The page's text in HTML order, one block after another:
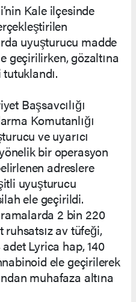
Kale ilçesinde
uyuşturucu madde
geçirilirken, gözaltına
Başsavcılığı
Komutanlığı
ve uyarıcı
bir operasyon
adreslere
uyuşturucu
ele geçirildi.
2 bin 220
ruhsatsız av tüfeği,
Lyrica hap, 140
ele geçirilerek
muhafaza altına